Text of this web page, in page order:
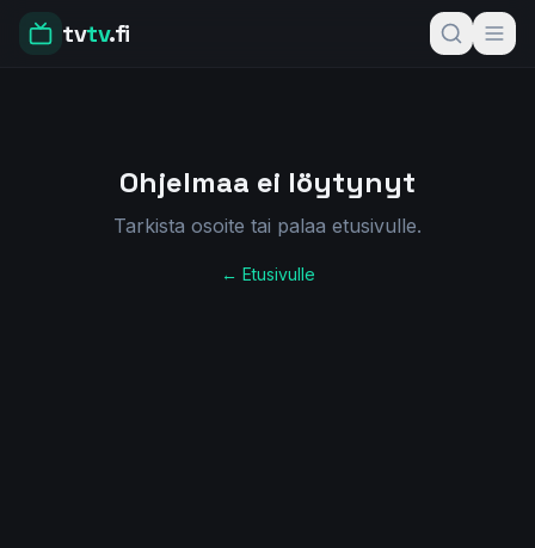
tvtv.fi
Ohjelmaa ei löytynyt
Tarkista osoite tai palaa etusivulle.
← Etusivulle